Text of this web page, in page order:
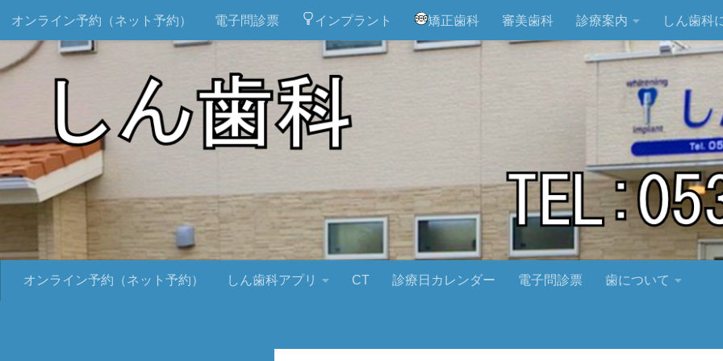
オンライン予約（ネット予約） 電子問診票 インプラント 矯正歯科 審美歯科 診療案内 しん歯科
オンライン予約（ネット予約） しん歯科アプリ CT 診療日カレンダー 電子問診票 歯について